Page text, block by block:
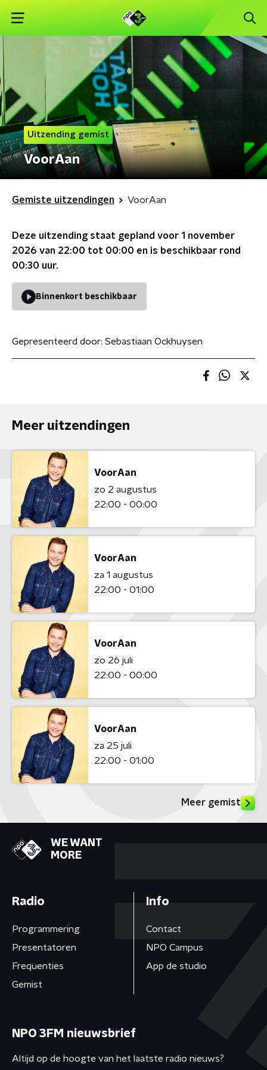
Uitzending gemist
VoorAan
Gemiste uitzendingen VoorAan
Deze uitzending staat gepland voor 1 november
2026 van 22:00 tot 00:00 en is beschikbaar rond
00:30 uur.
Binnenkort beschikbaar
Gepresenteerd door: Sebastiaan Ockhuysen
Meer uitzendingen
VoorAan
zo 2 augustus
22:00 - 00:00
VoorAan
za 1 augustus
22:00 - 01:00
VoorAan
zo 26 juli
22:00 - 00:00
VoorAan
za 25 juli
22:00 - 01:00
Meer gemist
WE WANT
MORE
Radio
Programmering
Presentatoren
Frequenties
Gemist
Info
Contact
NPO Campus
App de studio
NPO 3FM nieuwsbrief
Altijd op de hoogte van het laatste radio nieuws?